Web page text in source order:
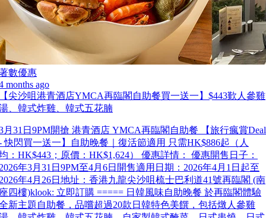
數優惠
months ago
尖沙咀港青酒店YMCA再臨閣自助餐買一送一】$443歎人參雞
、韓式炸雞、韓式五花腩
月31日9PM開搶 港青酒店 YMCA再臨閣自助餐 【旅行瘋賞Deal
快閃買一送一】自助晚餐｜復活節適用 只需HK$886起（人
：HK$443；原價：HK$1,624） 優惠詳情： 優惠開售日子：
年3月31日9PM至4月6日開售適用日期：2026年4月1日起至
年4月26日地址：香港九龍尖沙咀梳士巴利道41號再臨閣 (南
四樓)klook: 立即訂購 ===== 日韓風味自助晚餐 於再臨閣體驗
新主題自助餐，品嚐超過20款日韓特色美饌，包括燉人參雞